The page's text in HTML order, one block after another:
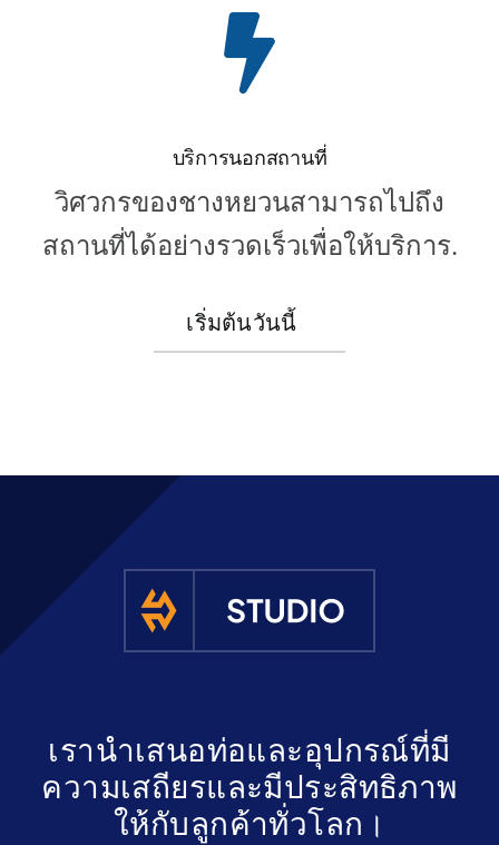
บริการนอกสถานที่
วิศวกรของชางหยวนสามารถไปถึง
สถานที่ได้อย่างรวดเร็วเพื่อให้บริการ.
เริ่มต้นวันนี้
เรานำเสนอท่อและอุปกรณ์ที่มี
ความเสถียรและมีประสิทธิภาพ
ให้กับลูกค้าทั่วโลก।